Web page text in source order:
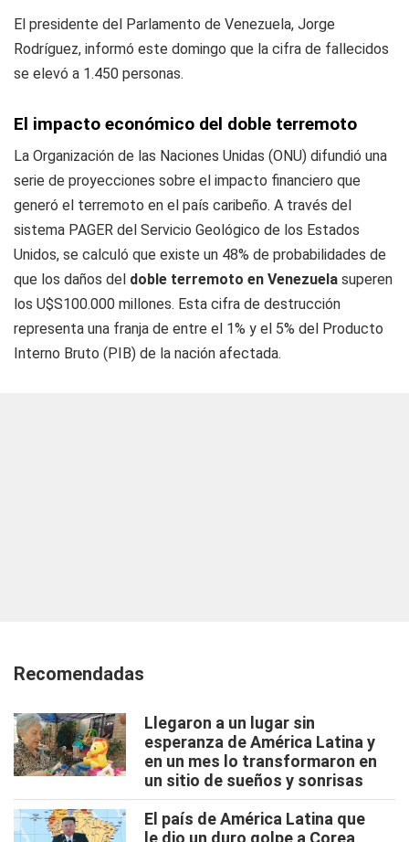
El presidente del Parlamento de Venezuela, Jorge
Rodríguez, informó este domingo que la cifra de fallecidos
se elevó a 1.450 personas.
El impacto económico del doble terremoto
La Organización de las Naciones Unidas (ONU) difundió una
serie de proyecciones sobre el impacto financiero que
generó el terremoto en el país caribeño. A través del
sistema PAGER del Servicio Geológico de los Estados
Unidos, se calculó que existe un 48% de probabilidades de
que los daños del doble terremoto en Venezuela superen
los U$S100.000 millones. Esta cifra de destrucción
representa una franja de entre el 1% y el 5% del Producto
Interno Bruto (PIB) de la nación afectada.
Recomendadas
Llegaron a un lugar sin
esperanza de América Latina y
en un mes lo transformaron en
un sitio de sueños y sonrisas
El país de América Latina que
le dio un duro golpe a Corea